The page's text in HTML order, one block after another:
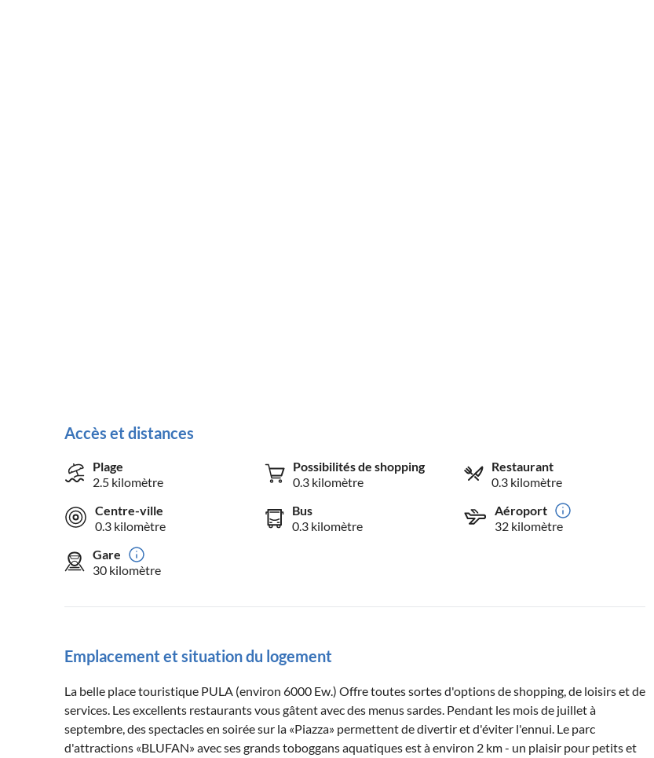
Accès et distances
Plage
2.5 kilomètre
Possibilités de shopping
0.3 kilomètre
Restaurant
0.3 kilomètre
Centre-ville
0.3 kilomètre
Bus
0.3 kilomètre
Aéroport
32 kilomètre
Gare
30 kilomètre
Emplacement et situation du logement
La belle place touristique PULA (environ 6000 Ew.) Offre toutes sortes d'options de shopping, de loisirs et de
services. Les excellents restaurants vous gâtent avec des menus sardes. Pendant les mois de juillet à
septembre, des spectacles en soirée sur la «Piazza» permettent de divertir et d'éviter l'ennui. Le parc
d'attractions «BLUFAN» avec ses grands toboggans aquatiques est à environ 2 km - un plaisir pour petits et